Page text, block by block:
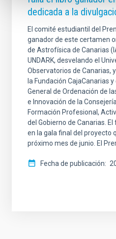
dedicada a la
El comité estudiantil del
ganador de este certamen
de Astrofísica de Canarias
UNDARK, desvelando el
Observatorios de Canarias,
la Fundación CajaCanarias
General de Ordenación de
e Innovación de la
Formación Profesional,
del Gobierno de Canarias.
en la gala final del proyecto
próximo mes de junio. El
Fecha de publicación